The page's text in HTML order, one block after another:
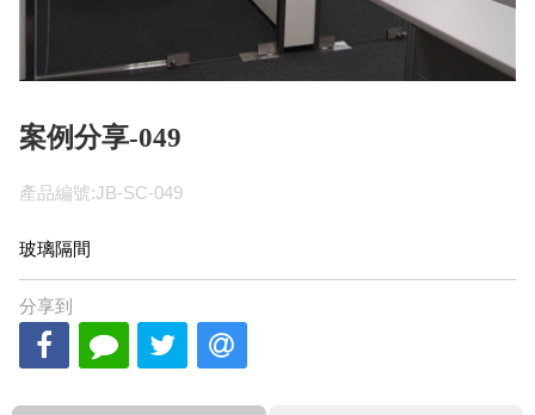
案例分享-049
產品編號:JB-SC-049
玻璃隔間
分享到